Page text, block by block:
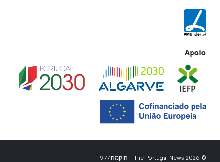
Apoio
© 2026 The Portugal News - הוקמה 1977